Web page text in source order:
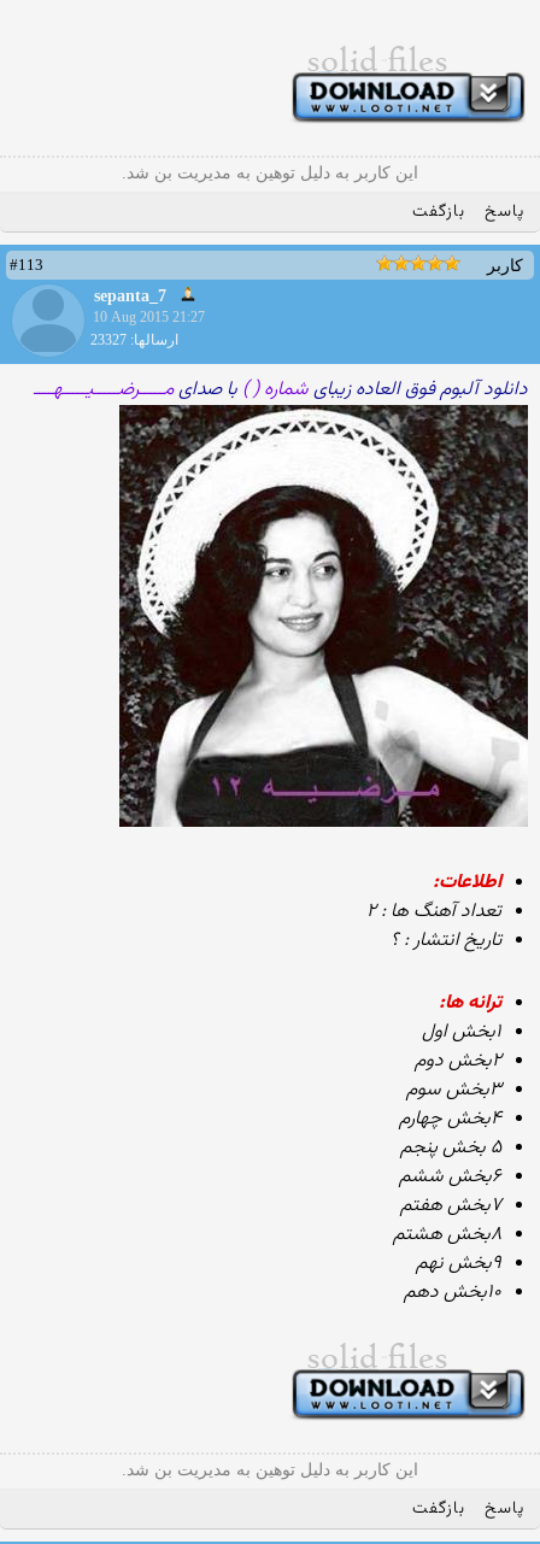
این کاربر به دلیل توهین به مدیریت بن شد.
پاسخ بازگفت
کاربر
#113
sepanta_7
10 Aug 2015 21:27
ارسالها: 23327
دانلود آلبوم فوق العاده زیبایشماره ( ) با صدایمـــــرضـــــیـــــهــــ
اطلاعات:
تعداد آهنگ ها : ۲
تاریخ انتشار : ؟
ترانه ها:
۱بخش اول
۲بخش دوم
۳بخش سوم
۴بخش چهارم
۵ بخش پنجم
۶بخش ششم
۷بخش هفتم
۸بخش هشتم
۹بخش نهم
۱۰بخش دهم
این کاربر به دلیل توهین به مدیریت بن شد.
پاسخ بازگفت